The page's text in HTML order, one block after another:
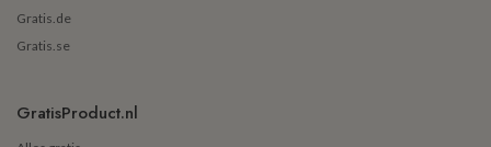
Gratis.de
Gratis.se
GratisProduct.nl